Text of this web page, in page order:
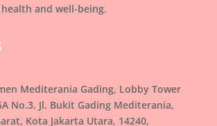
and well-being.
Mediterania Gading, Lobby Tower
No.3, Jl. Bukit Gading Mediterania,
Kota Jakarta Utara, 14240,